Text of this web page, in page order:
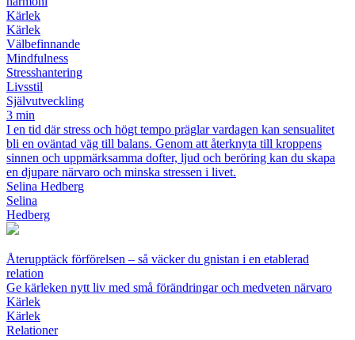
Kärlek
Kärlek
Välbefinnande
Mindfulness
Stresshantering
Livsstil
Självutveckling
3 min
I en tid där stress och högt tempo präglar vardagen kan sensualitet
bli en oväntad väg till balans. Genom att återknyta till kroppens
sinnen och uppmärksamma dofter, ljud och beröring kan du skapa
en djupare närvaro och minska stressen i livet.
Selina Hedberg
Selina
Hedberg
Återupptäck förförelsen – så väcker du gnistan i en etablerad
relation
Ge kärleken nytt liv med små förändringar och medveten närvaro
Kärlek
Kärlek
Relationer